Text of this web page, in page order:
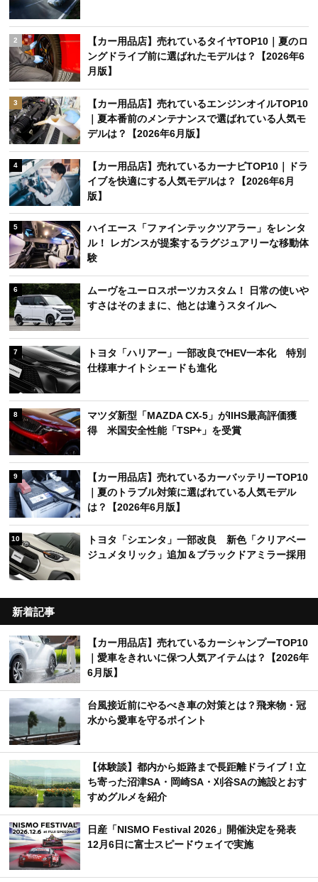
2
【カー用品店】売れているタイヤTOP10｜夏のロ
ングドライブ前に選ばれたモデルは？【2026年6
月版】
3
【カー用品店】売れているエンジンオイルTOP10
｜夏本番前のメンテナンスで選ばれている人気モ
デルは？【2026年6月版】
4
【カー用品店】売れているカーナビTOP10｜ドラ
イブを快適にする人気モデルは？【2026年6月
版】
5
ハイエース「ファインテックツアラー」をレンタ
ル！ レガンスが提案するラグジュアリーな移動体
験
6
ムーヴをユーロスポーツカスタム！ 日常の使いや
すさはそのままに、他とは違うスタイルへ
7
トヨタ「ハリアー」一部改良でHEV一本化 特別
仕様車ナイトシェードも進化
8
マツダ新型「MAZDA CX-5」がIIHS最高評価獲
得 米国安全性能「TSP+」を受賞
9
【カー用品店】売れているカーバッテリーTOP10
｜夏のトラブル対策に選ばれている人気モデル
は？【2026年6月版】
10
トヨタ「シエンタ」一部改良 新色「クリアベー
ジュメタリック」追加＆ブラックドアミラー採用
新着記事
【カー用品店】売れているカーシャンプーTOP10
｜愛車をきれいに保つ人気アイテムは？【2026年
6月版】
台風接近前にやるべき車の対策とは？飛来物・冠
水から愛車を守るポイント
【体験談】都内から姫路まで長距離ドライブ！立
ち寄った沼津SA・岡崎SA・刈谷SAの施設とおす
すめグルメを紹介
日産「NISMO Festival 2026」開催決定を発表
12月6日に富士スピードウェイで実施